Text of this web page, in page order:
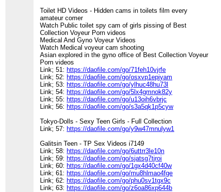
Toilet HD Videos - Hidden cams in toilets film every
amateur comer
Watch Public toilet spy cam of girls pissing of Best
Collection Voyeur Porn videos
Medical And Gyno Voyeur Videos
Watch Medical voyeur cam shooting
Asian explored in the gyno office of Best Collection Voyeur
Porn videos
Link; 51: https://daofile.com/go/71feh10vjrfe
Link; 52: https://daofile.com/go/osxvp1epjyam
Link; 53: https://daofile.com/go/ylhuc48hu73l
Link; 54: https://daofile.com/go/5lx4gmnok82y
Link; 55: https://daofile.com/go/u13oih6vbrjc
Link; 56: https://daofile.com/go/s3a5qk1p5cyw
Tokyo-Dolls - Sexy Teen Girls - Full Collection
Link; 57: https://daofile.com/go/y9w47mnulyw1
Galitsin Teen - TP Sex Videos i7149
Link; 58: https://daofile.com/go/6uttrr3le10n
Link; 59: https://daofile.com/go/sjatsg7tjroi
Link; 60: https://daofile.com/go/1gx4d40cf40w
Link; 61: https://daofile.com/go/mu8hlmao4fge
Link; 62: https://daofile.com/go/phu0sv1tgx9c
Link; 63: https://daofile.com/go/z6oa86xp644b